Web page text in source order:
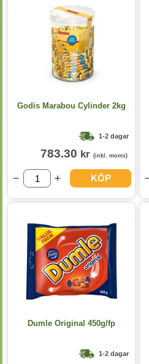
Godis Marabou Cylinder 2kg
1-2 dagar
783.30 kr (inkl. moms)
KÖP
Dumle Original 450g/fp
1-2 dagar